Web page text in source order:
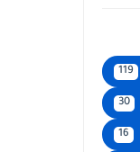
119
30
16